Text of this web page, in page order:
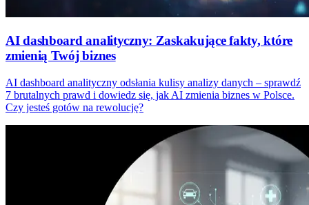
AI dashboard analityczny: Zaskakujące fakty, które
zmienią Twój biznes
AI dashboard analityczny odsłania kulisy analizy danych – sprawdź
7 brutalnych prawd i dowiedz się, jak AI zmienia biznes w Polsce.
Czy jesteś gotów na rewolucję?